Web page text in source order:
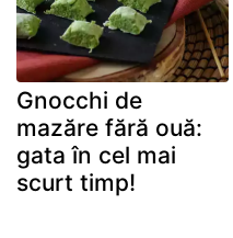
Gnocchi de
mazăre fără ouă:
gata în cel mai
scurt timp!